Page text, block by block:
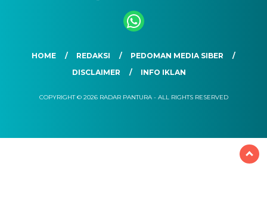
HOME REDAKSI
PEDOMAN MEDIA SIBER
DISCLAIMER
INFO IKLAN
COPYRIGHT © 2026 RADAR PANTURA - ALL RIGHTS RESERVED